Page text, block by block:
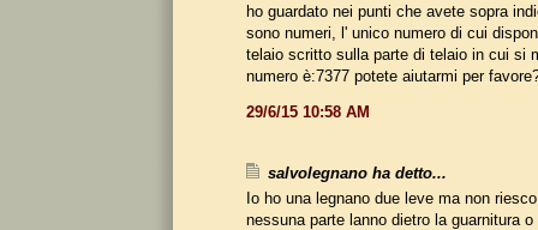
ho guardato nei punti che avete sopra
sono numeri, l' unico numero di cui
telaio scritto sulla parte di telaio in cui si
numero è:7377 potete aiutarmi per
29/6/15 10:58 AM
salvolegnano ha detto...
Io ho una legnano due leve ma non
nessuna parte lanno dietro la guarnitura